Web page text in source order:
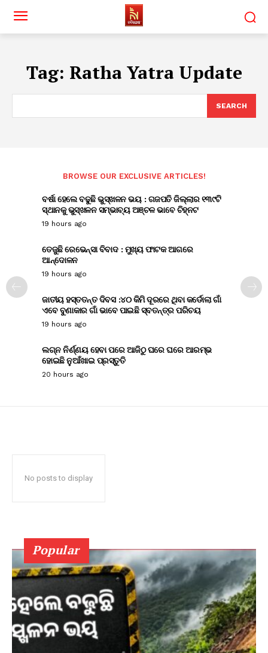
Tag: Ratha Yatra Update
SEARCH
BROWSE OUR EXCLUSIVE ARTICLES!
ବର୍ଷା ହେଲେ ବଢୁଛି ଭୁସ୍ଖଳନ ଭୟ : ଗଜପତି ଜିଲ୍ଲାର ୧୩୯ଟି
ସ୍ଥାନକୁ ଭୁସ୍ଖଳନ ସମ୍ଭାବ୍ୟ ଅଞ୍ଚଳ ଭାବେ ଚିହ୍ନଟ
19 hours ago
ତେଜୁଛି ରେଭେନ୍ସା ବିବାଦ : ମୁଖ୍ୟ ଫାଟକ ଆଗରେ
ଆନ୍ଦୋଳନ
19 hours ago
ଜାତୀୟ ହସ୍ତତନ୍ତ ଦିବସ :୪୦ କିମି ଦୂରରେ ଥିବା କର୍ଡୋଲା ଗାଁ
ଏବେ ବୁଣାକାର ଗାଁ ଭାବେ ପାଇଛି ସ୍ବତନ୍ତ୍ର ପରିଚୟ
19 hours ago
ଲଗ୍ନ ନିର୍ଣ୍ଣୟ ହେବା ପରେ ଆଜିଠୁ ଘରେ ଘରେ ଆରମ୍ଭ
ହୋଇଛି ନୁଆଁଖାଇ ପ୍ରସ୍ତୁତି
20 hours ago
No posts to display
Popular